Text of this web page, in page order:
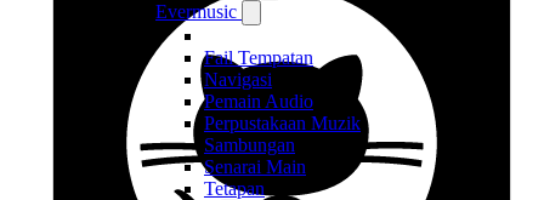
Evermusic
Fail Tempatan
Navigasi
Pemain Audio
Perpustakaan Muzik
Sambungan
Senarai Main
Tetapan